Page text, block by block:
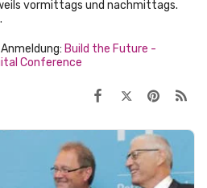
vormittags und nachmittags.
Build the Future -
Conference